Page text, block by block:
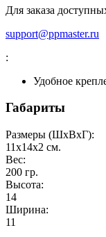
Для заказа
support@ppmaster.ru
:
Удобное
Габариты
Размеры (ШxВxГ):
11x14x2 см.
Вес:
200 гр.
Высота:
14
Ширина:
11